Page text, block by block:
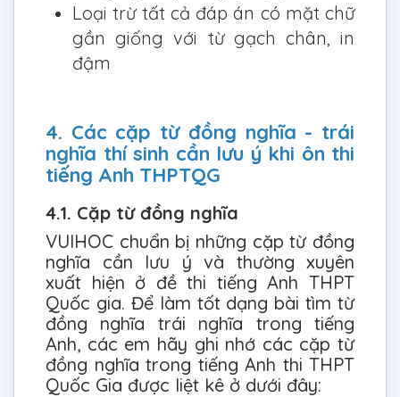
Loại trừ tất cả đáp án có mặt chữ
gần giống với từ gạch chân, in
đậm
4. Các cặp từ đồng nghĩa - trái
nghĩa thí sinh cần lưu ý khi ôn thi
tiếng Anh THPTQG
4.1. Cặp từ đồng nghĩa
VUIHOC chuẩn bị những cặp từ đồng
nghĩa cần lưu ý và thường xuyên
xuất hiện ở đề thi tiếng Anh THPT
Quốc gia. Để làm tốt dạng bài tìm từ
đồng nghĩa trái nghĩa trong tiếng
Anh, các em hãy ghi nhớ các cặp từ
đồng nghĩa trong tiếng Anh thi THPT
Quốc Gia được liệt kê ở dưới đây: